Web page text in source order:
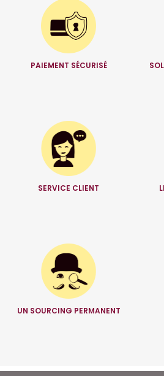
PAIEMENT SÉCURISÉ
SERVICE CLIENT
UN SOURCING PERMANENT